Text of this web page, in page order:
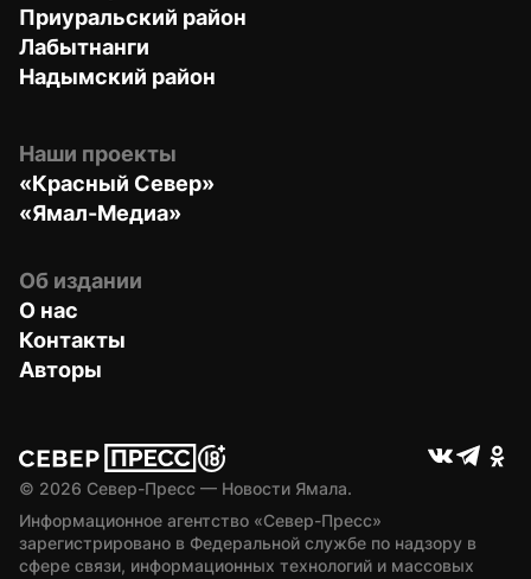
Приуральский район
Лабытнанги
Надымский район
Наши проекты
«Красный Север»
«Ямал-Медиа»
Об издании
О нас
Контакты
Авторы
© 2026 Север-Пресс — Новости Ямала.
Информационное агентство «Север-Пресс»
зарегистрировано в Федеральной службе по надзору в
сфере связи, информационных технологий и массовых